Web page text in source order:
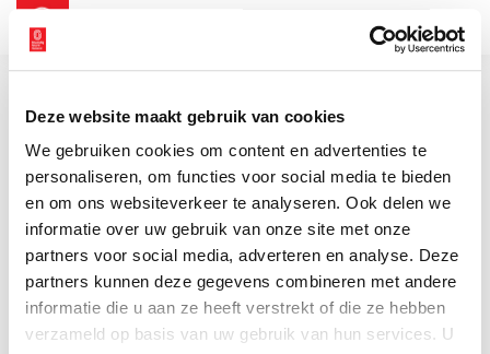
Deze website maakt gebruik van cookies
We gebruiken cookies om content en advertenties te
personaliseren, om functies voor social media te bieden
en om ons websiteverkeer te analyseren. Ook delen we
informatie over uw gebruik van onze site met onze
partners voor social media, adverteren en analyse. Deze
partners kunnen deze gegevens combineren met andere
informatie die u aan ze heeft verstrekt of die ze hebben
verzameld op basis van uw gebruik van hun services. U